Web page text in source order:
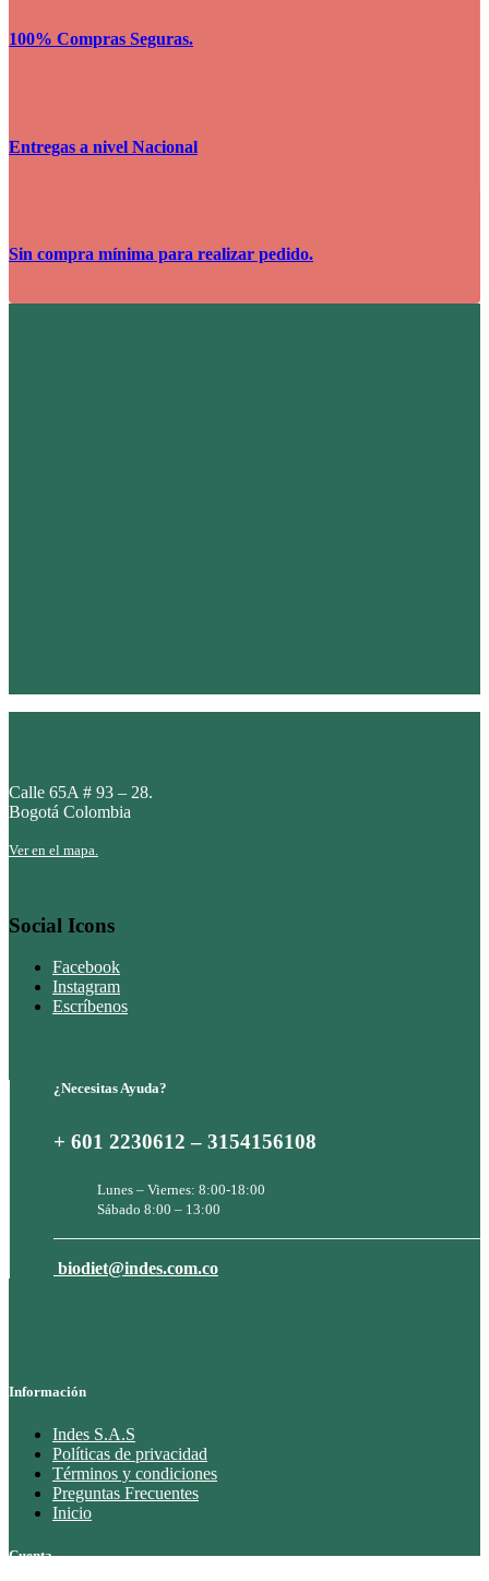
100% Compras Seguras.
Entregas a nivel Nacional
Sin compra mínima para realizar pedido.
Calle 65A # 93 – 28.
Bogotá Colombia
Ver en el mapa.
Social Icons
Facebook
Instagram
Escríbenos
¿Necesitas Ayuda?
+ 601 2230612 – 3154156108
Lunes – Viernes: 8:00-18:00
Sábado 8:00 – 13:00
biodiet@indes.com.co
Información
Indes S.A.S
Políticas de privacidad
Términos y condiciones
Preguntas Frecuentes
Inicio
Cuenta